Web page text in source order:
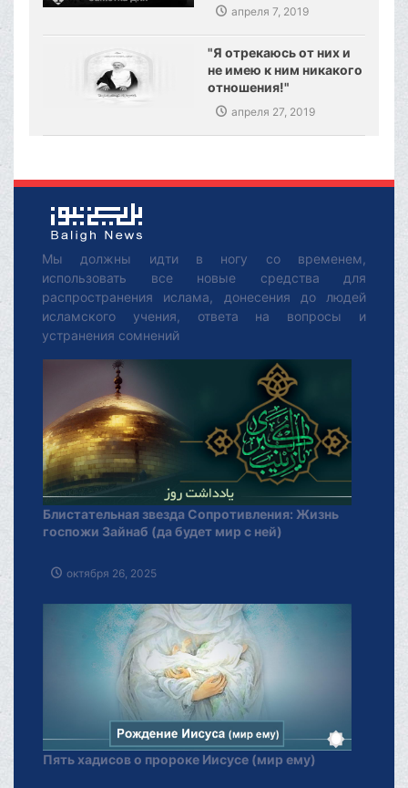
апреля 7, 2019
"Я отрекаюсь от них и
не имею к ним никакого
отношения!"
апреля 27, 2019
Мы должны идти в ногу со временем,
использовать все новые средства для
распространения ислама, донесения до людей
исламского учения, ответа на вопросы и
устранения сомнений
Блистательная звезда Сопротивления: Жизнь
госпожи Зайнаб (да будет мир с ней)
октября 26, 2025
Пять хадисов о пророке Иисусе (мир ему)